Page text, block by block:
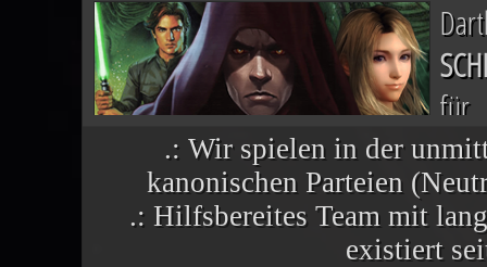
für
finsteren Helfers verbreiten sich
vielen Welten, die einst dem
.: Wir spielen in der
kanonischen Parteien
.: Hilfsbereites Team mit
existiert